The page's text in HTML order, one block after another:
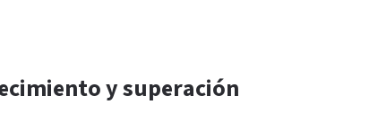
y superación